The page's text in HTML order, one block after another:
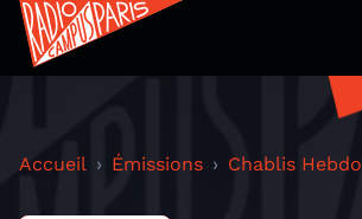
Accueil Émissions Chablis Hebdo